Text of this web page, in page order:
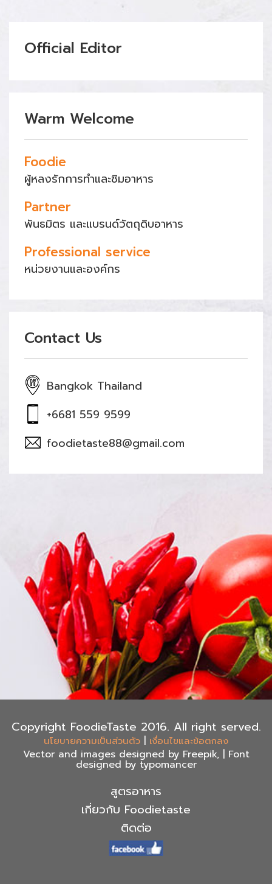
Official Editor
Warm Welcome
Foodie
ผู้หลงรักการทำและชิมอาหาร
Partner
พันธมิตร และแบรนด์วัตถุดิบอาหาร
Professional service
หน่วยงานและองค์กร
Contact Us
Bangkok Thailand
+6681 559 9599
foodietaste88@gmail.com
Copyright FoodieTaste 2016. All right served.
นโยบายความเป็นส่วนตัว | เงื่อนไขและข้อตกลง
Vector and images designed by Freepik, | Font
designed by typomancer
สูตรอาหาร
เกี่ยวกับ Foodietaste
ติดต่อ